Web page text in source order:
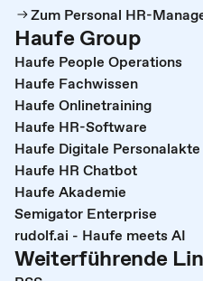
Zum Personal HR-
Haufe Group
Haufe People Operations
Haufe Fachwissen
Haufe Onlinetraining
Haufe HR-Software
Haufe Digitale Personalakte
Haufe HR Chatbot
Haufe Akademie
Semigator Enterprise
rudolf.ai - Haufe meets AI
Weiterführende